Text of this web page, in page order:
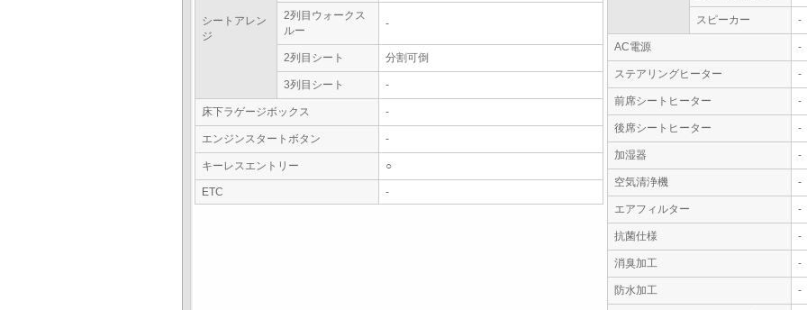
シートアレン
ジ
2列目ウォークス
ルー
-
2列目シート 分割可倒
3列目シート -
床下ラゲージボックス -
エンジンスタートボタン -
キーレスエントリー ○
ETC -
スピーカー -
AC電源 -
ステアリングヒーター -
前席シートヒーター -
後席シートヒーター -
加湿器 -
空気清浄機 -
エアフィルター -
抗菌仕様 -
消臭加工 -
防水加工 -